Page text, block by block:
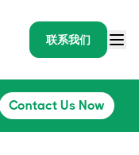
联系我们
Contact Us Now